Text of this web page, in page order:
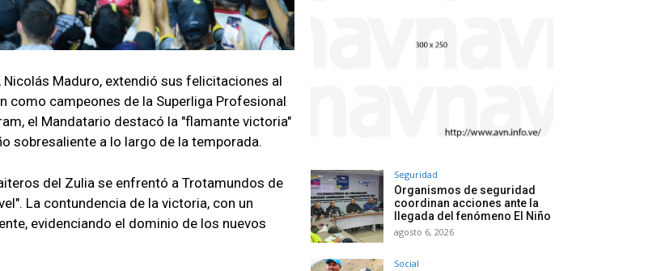
Nicolás Maduro, extendió sus felicitaciones al
como campeones de la Superliga Profesional
el Mandatario destacó la "flamante victoria"
sobresaliente a lo largo de la temporada.
del Zulia se enfrentó a Trotamundos de
La contundencia de la victoria, con un
evidenciando el dominio de los nuevos
Seguridad
Organismos de seguridad
coordinan acciones ante la
llegada del fenómeno El Niño
agosto 6, 2026
Social